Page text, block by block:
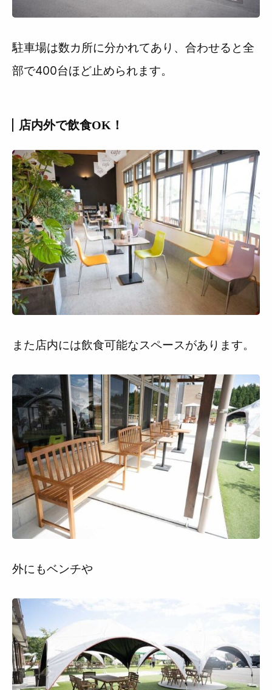
駐車場は数カ所に分かれてあり、合わせると全
部で400台ほど止められます。
店内外で飲食OK！
また店内には飲食可能なスペースがあります。
外にもベンチや